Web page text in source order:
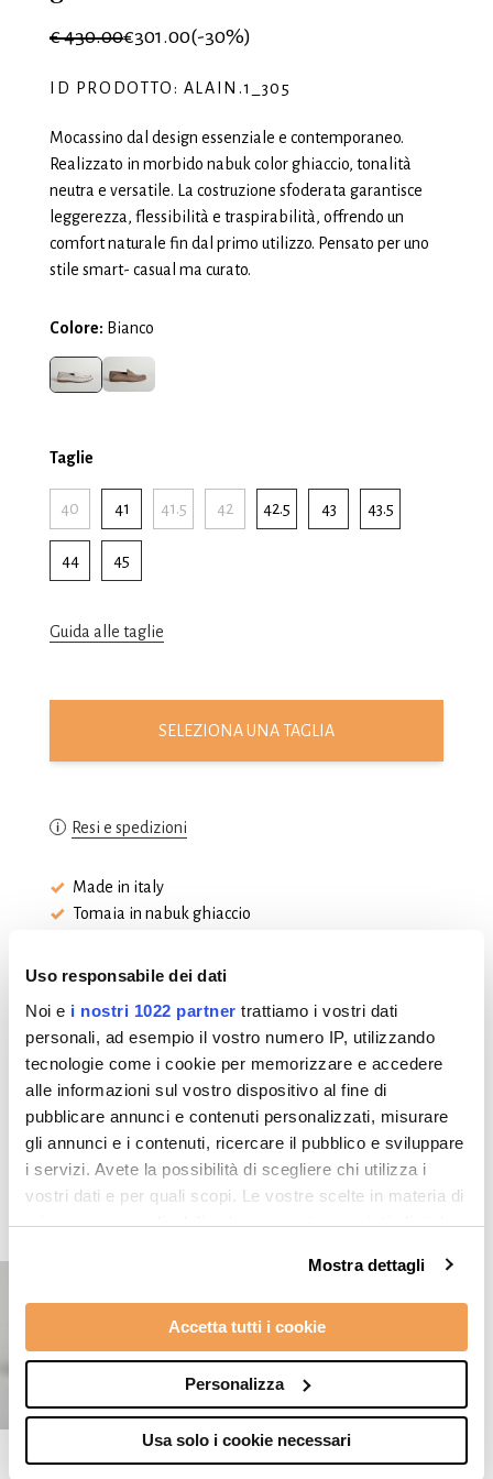
Uso responsabile dei dati
Noi e i nostri 1022 partner trattiamo i vostri dati
personali, ad esempio il vostro numero IP, utilizzando
tecnologie come i cookie per memorizzare e accedere
alle informazioni sul vostro dispositivo al fine di
pubblicare annunci e contenuti personalizzati, misurare
gli annunci e i contenuti, ricercare il pubblico e sviluppare
i servizi. Avete la possibilità di scegliere chi utilizza i
vostri dati e per quali scopi. Le vostre scelte in materia di
privacy sono applicabili solo su questa proprietà digitale
modificare o revocare il proprio consenso in qualsiasi
momento dalla Dichiarazione sui cookie o facendo clic
sull'icona di attivazione della privacy.
Con il tuo consenso, vorremmo anche:
raccogliere informazioni sulla tua posizione
geografica, con un'approssimazione di qualche
metro,
Mostra dettagli
Accetta tutti i cookie
Personalizza
Usa solo i cookie necessari
€ 430.00€301.00(-30%)
ID PRODOTTO: ALAIN.1_305
Mocassino dal design essenziale e contemporaneo.
Realizzato in morbido nabuk color ghiaccio, tonalità
neutra e versatile. La costruzione sfoderata garantisce
leggerezza, flessibilità e traspirabilità, offrendo un
comfort naturale fin dal primo utilizzo. Pensato per uno
stile smart- casual ma curato.
Colore: Bianco
Taglie
40 41 41.5 42 42.5 43 43.5
44 45
Guida alle taglie
SELEZIONA UNA TAGLIA
Resi e spedizioni
Made in italy
Tomaia in nabuk ghiaccio
Prodotti in evidenza